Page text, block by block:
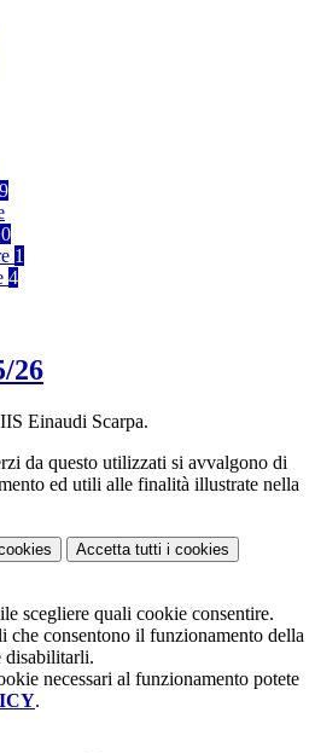
1
4
26
Einaudi Scarpa.
da questo utilizzati si avvalgono di
ed utili alle finalità illustrate nella
Accetta tutti i cookies
scegliere quali cookie consentire.
che consentono il funzionamento della
disabilitarli.
necessari al funzionamento potete
.